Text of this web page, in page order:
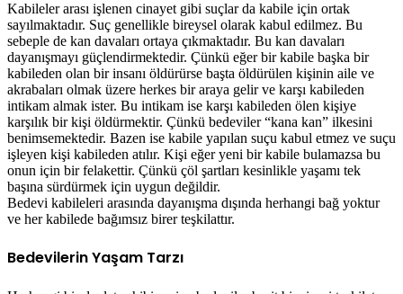
Kabileler arası işlenen cinayet gibi suçlar da kabile için ortak
sayılmaktadır. Suç genellikle bireysel olarak kabul edilmez. Bu
sebeple de kan davaları ortaya çıkmaktadır. Bu kan davaları
dayanışmayı güçlendirmektedir. Çünkü eğer bir kabile başka bir
kabileden olan bir insanı öldürürse başta öldürülen kişinin aile ve
akrabaları olmak üzere herkes bir araya gelir ve karşı kabileden
intikam almak ister. Bu intikam ise karşı kabileden ölen kişiye
karşılık bir kişi öldürmektir. Çünkü bedeviler “kana kan” ilkesini
benimsemektedir. Bazen ise kabile yapılan suçu kabul etmez ve suçu
işleyen kişi kabileden atılır. Kişi eğer yeni bir kabile bulamazsa bu
onun için bir felakettir. Çünkü çöl şartları kesinlikle yaşamı tek
başına sürdürmek için uygun değildir.
Bedevi kabileleri arasında dayanışma dışında herhangi bağ yoktur
ve her kabilede bağımsız birer teşkilattır.
Bedevilerin Yaşam Tarzı